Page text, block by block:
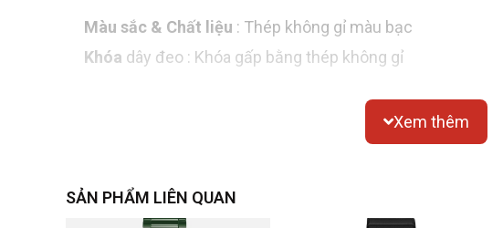
Màu sắc & Chất liệu : Thép không gỉ màu bạc
Khóa dây đeo : Khóa gấp bằng thép không gỉ
Xem thêm
SẢN PHẨM LIÊN QUAN